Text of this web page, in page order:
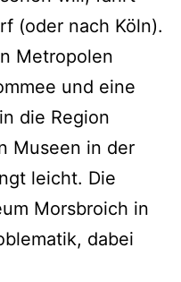
w
i
n
n
u
n
g
(oder nach Köln).
Metropolen
und eine
die Region
Museen in der
leicht. Die
Morsbroich in
dabei